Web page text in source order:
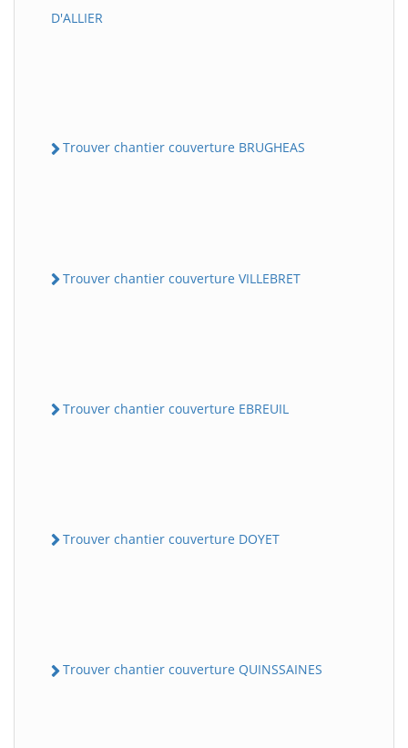
D'ALLIER
Trouver chantier couverture BRUGHEAS
Trouver chantier couverture VILLEBRET
Trouver chantier couverture EBREUIL
Trouver chantier couverture DOYET
Trouver chantier couverture QUINSSAINES